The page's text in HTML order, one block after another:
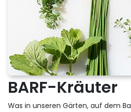
BARF-Kräuter
Was in unseren Gärten, auf dem